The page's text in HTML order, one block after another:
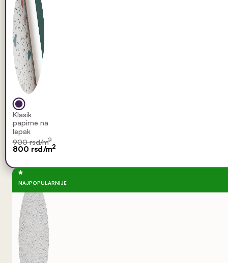
Klasik
papirne na
lepak
900 rsd/m2
800 rsd/m2
NAJPOPULARNIJE